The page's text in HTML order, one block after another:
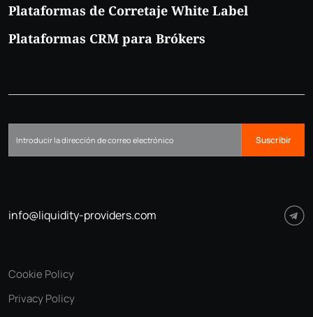
Plataformas de Corretaje White Label
Plataformas CRM para Brókers
Suscribir
info@liquidity-providers.com
Privacy Policy
Cookie Policy